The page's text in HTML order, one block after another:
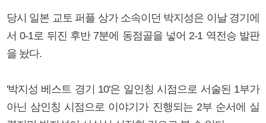
당시 일본 교토 퍼플 상가 소속이던 박지성은 이날 경기에
서 0-1로 뒤진 후반 7분에 동점골을 넣어 2-1 역전승 발판
을 놨다.
'박지성 베스트 경기 10'은 일인칭 시점으로 서술된 1부가
아닌 삼인칭 시점으로 이야기가 진행되는 2부 순서에 실